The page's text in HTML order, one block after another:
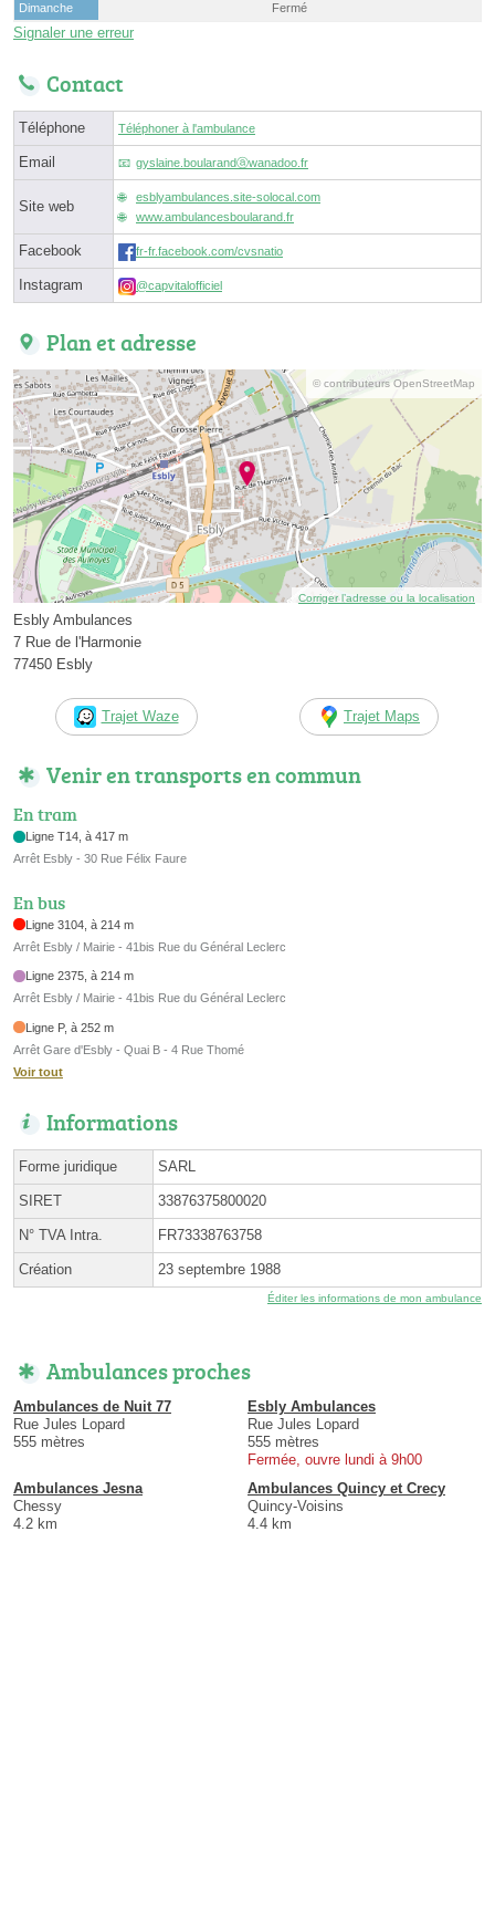
Dimanche
Fermé
Signaler une erreur
Contact
Téléphone Téléphoner à l'ambulance
Email gyslaine.boularandⓐwanadoo.fr
Site web
esblyambulances.site-solocal.com
www.ambulancesboularand.fr
Facebook fr-fr.facebook.com/cvsnatio
Instagram @capvitalofficiel
Plan et adresse
© contributeurs OpenStreetMap
Corriger l’adresse ou la localisation
Esbly Ambulances
7 Rue de l'Harmonie
77450 Esbly
Trajet Waze Trajet Maps
Venir en transports en commun
En tram
Ligne T14, à 417 m
Arrêt Esbly - 30 Rue Félix Faure
En bus
Ligne 3104, à 214 m
Arrêt Esbly / Mairie - 41bis Rue du Général Leclerc
Ligne 2375, à 214 m
Arrêt Esbly / Mairie - 41bis Rue du Général Leclerc
Ligne P, à 252 m
Arrêt Gare d'Esbly - Quai B - 4 Rue Thomé
Voir tout
Informations
Forme juridique SARL
SIRET 33876375800020
N° TVA Intra. FR73338763758
Création 23 septembre 1988
Éditer les informations de mon ambulance
Ambulances proches
Ambulances de Nuit 77
Rue Jules Lopard
555 mètres
Esbly Ambulances
Rue Jules Lopard
555 mètres
Fermée, ouvre lundi à 9h00
Ambulances Jesna
Chessy
4.2 km
Ambulances Quincy et Crecy
Quincy-Voisins
4.4 km